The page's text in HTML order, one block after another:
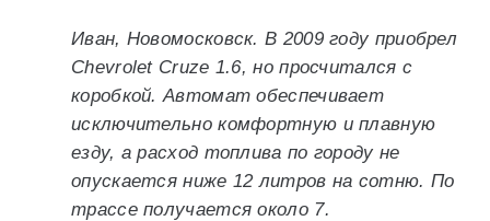
Иван, Новомосковск. В 2009 году приобрел
Chevrolet Cruze 1.6, но просчитался с
коробкой. Автомат обеспечивает
исключительно комфортную и плавную
езду, а расход топлива по городу не
опускается ниже 12 литров на сотню. По
трассе получается около 7.